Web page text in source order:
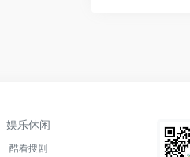
娱乐休闲
酷看搜剧